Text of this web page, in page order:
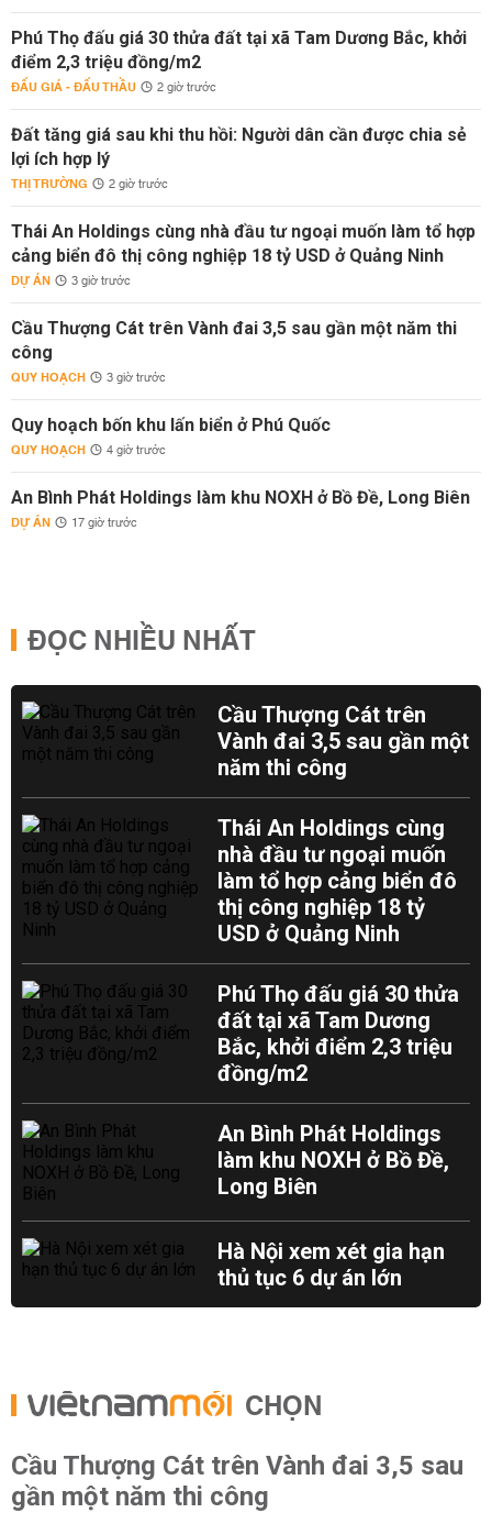
Phú Thọ đấu giá 30 thửa đất tại xã Tam Dương Bắc, khởi
điểm 2,3 triệu đồng/m2
ĐẤU GIÁ - ĐẤU THẦU 2 giờ trước
Đất tăng giá sau khi thu hồi: Người dân cần được chia sẻ
lợi ích hợp lý
THỊ TRƯỜNG 2 giờ trước
Thái An Holdings cùng nhà đầu tư ngoại muốn làm tổ hợp
cảng biển đô thị công nghiệp 18 tỷ USD ở Quảng Ninh
DỰ ÁN 3 giờ trước
Cầu Thượng Cát trên Vành đai 3,5 sau gần một năm thi
công
QUY HOẠCH 3 giờ trước
Quy hoạch bốn khu lấn biển ở Phú Quốc
QUY HOẠCH 4 giờ trước
An Bình Phát Holdings làm khu NOXH ở Bồ Đề, Long Biên
DỰ ÁN 17 giờ trước
ĐỌC NHIỀU NHẤT
Cầu Thượng Cát trên
Vành đai 3,5 sau gần một
năm thi công
Thái An Holdings cùng
nhà đầu tư ngoại muốn
làm tổ hợp cảng biển đô
thị công nghiệp 18 tỷ
USD ở Quảng Ninh
Phú Thọ đấu giá 30 thửa
đất tại xã Tam Dương
Bắc, khởi điểm 2,3 triệu
đồng/m2
An Bình Phát Holdings
làm khu NOXH ở Bồ Đề,
Long Biên
Hà Nội xem xét gia hạn
thủ tục 6 dự án lớn
CHỌN
Cầu Thượng Cát trên Vành đai 3,5 sau
gần một năm thi công